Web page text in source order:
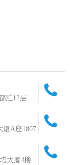
汇12层
厦A座1807
大厦4楼